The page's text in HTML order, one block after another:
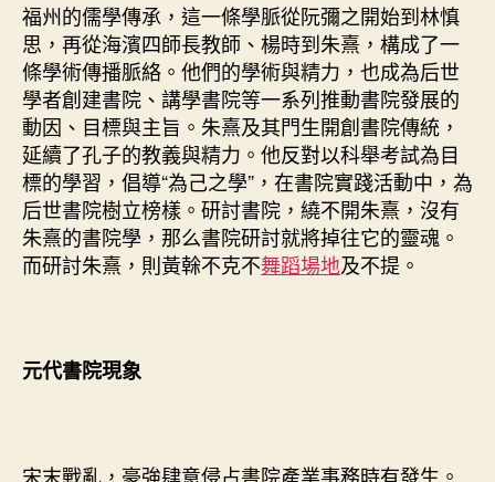
福州的儒學傳承，這一條學脈從阮彌之開始到林慎
思，再從海濱四師長教師、楊時到朱熹，構成了一
條學術傳播脈絡。他們的學術與精力，也成為后世
學者創建書院、講學書院等一系列推動書院發展的
動因、目標與主旨。朱熹及其門生開創書院傳統，
延續了孔子的教義與精力。他反對以科舉考試為目
標的學習，倡導“為己之學”，在書院實踐活動中，為
后世書院樹立榜樣。研討書院，繞不開朱熹，沒有
朱熹的書院學，那么書院研討就將掉往它的靈魂。
而研討朱熹，則黃榦不克不舞蹈場地及不提。
元代書院現象
宋末戰亂，豪強肆意侵占書院產業事務時有發生。